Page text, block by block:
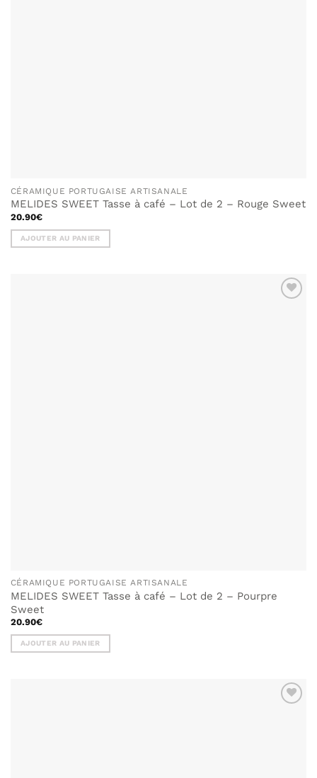
CÉRAMIQUE PORTUGAISE ARTISANALE
MELIDES SWEET Tasse à café – Lot de 2 – Rouge Sweet
20.90€
AJOUTER AU PANIER
CÉRAMIQUE PORTUGAISE ARTISANALE
MELIDES SWEET Tasse à café – Lot de 2 – Pourpre
Sweet
20.90€
AJOUTER AU PANIER